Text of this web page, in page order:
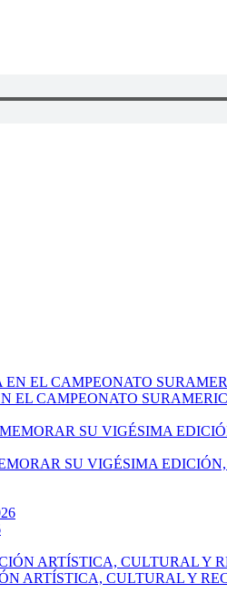
EL CAMPEONATO
SU VIGÉSIMA
ARTÍSTICA, CULTURAL Y